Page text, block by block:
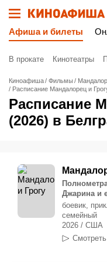
Афиша и билеты
В прокате Кинотеатры
Киноафиша Фильмы
Расписание Мандалорец и
Расписание
(2026) в
Джарина и
боевик,
семейный
2026 / США